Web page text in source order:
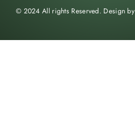
© 2024 All rights Reserved. Design by